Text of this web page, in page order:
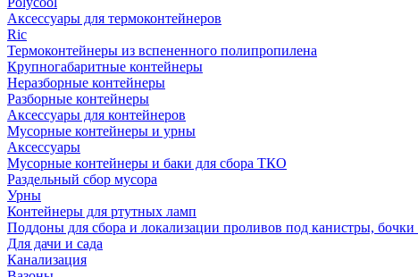
Аксессуары для термоконтейнеров
Ric
Термоконтейнеры из вспененного полипропилена
Крупногабаритные контейнеры
Неразборные контейнеры
Разборные контейнеры
Аксессуары для контейнеров
Мусорные контейнеры и урны
Аксессуары
Мусорные контейнеры и баки для сбора ТКО
Раздельный сбор мусора
Урны
Контейнеры для ртутных ламп
Поддоны для сбора и локализации проливов под канистры,
Для дачи и сада
Канализация